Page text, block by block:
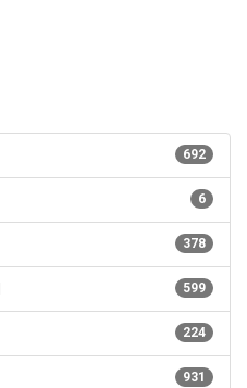
692
6
378
599
224
931